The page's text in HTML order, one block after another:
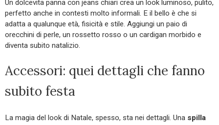
Un dolcevita panna con jeans chiari crea un look luminoso, pulito,
perfetto anche in contesti molto informali. E il bello è che si
adatta a qualunque età, fisicità e stile. Aggiungi un paio di
orecchini di perle, un rossetto rosso o un cardigan morbido e
diventa subito natalizio.
Accessori: quei dettagli che fanno
subito festa
La magia del look di Natale, spesso, sta nei dettagli. Una spilla